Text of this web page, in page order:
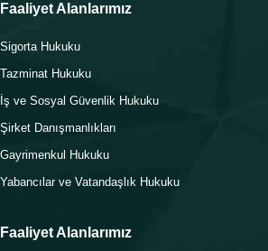
Faaliyet Alanlarımız
Sigorta Hukuku
Tazminat Hukuku
İş ve Sosyal Güvenlik Hukuku
Şirket Danışmanlıkları
Gayrimenkul Hukuku
Yabancılar ve Vatandaşlık Hukuku
Faaliyet Alanlarımız